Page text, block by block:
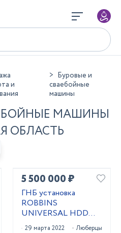
и
Буровые и
сваебойные
машины
МАШИНЫ
ОБЛАСТЬ
5 500 000 ₽
ГНБ установка
ROBBINS
UNIVERSAL HDD
UNI 24x40
29 марта 2022 Люберцы